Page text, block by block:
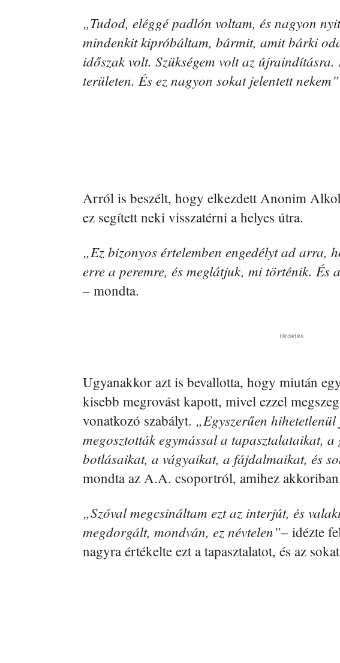
„Tudod, eléggé padlón voltam, és nagyon
mindenkit kipróbáltam, bármit, amit bárki
időszak volt. Szükségem volt az
területen. És ez nagyon sokat jelentett nekem”
Arról is beszélt, hogy elkezdett Anonim
ez segített neki visszatérni a helyes útra.
„Ez bizonyos értelemben engedélyt ad arra,
erre a peremre, és meglátjuk, mi történik. És
– mondta.
Hirdetés
Ugyanakkor azt is bevallotta, hogy miután
kisebb megrovást kapott, mivel ezzel
vonatkozó szabályt. „Egyszerűen
megosztották egymással a tapasztalataikat,
botlásaikat, a vágyaikat, a fájdalmaikat, és
mondta az A.A. csoportról, amihez
„Szóval megcsináltam ezt az interjút, és
megdorgált, mondván, ez névtelen”– idézte
nagyra értékelte ezt a tapasztalatot, és az